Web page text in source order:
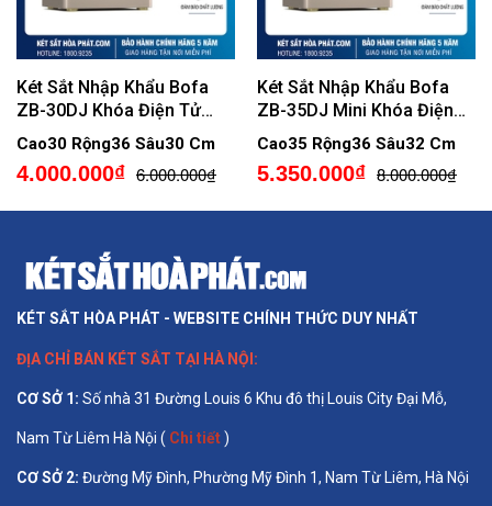
Két Sắt Nhập Khẩu Bofa
ZB-30DJ Khóa Điện Tử
Vân Tay Mini Cao Cấp
Cao30 Rộng36 Sâu30 Cm
4.000.000₫ 6.000.000₫
Két Sắt Nhập Khẩu Bofa
ZB-35DJ Mini Khóa Điện
Tử Vân Tay Chính Hãng
Cao35 Rộng36 Sâu32 Cm
5.350.000₫ 8.000.000₫
KÉT SẮT HÒA PHÁT - WEBSITE CHÍNH THỨC DUY NHẤT
ĐỊA CHỈ BÁN KÉT SẮT TẠI HÀ NỘI :
CƠ SỞ 1: Số nhà 31 Đường Louis 6 Khu đô thị Louis City Đại Mỗ,
Nam Từ Liêm Hà Nội ( Chi tiết)
CƠ SỞ 2: Đường Mỹ Đình, Phường Mỹ Đình 1, Nam Từ Liêm, Hà Nội